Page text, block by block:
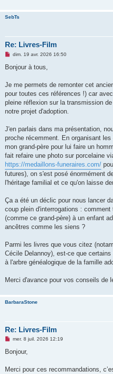
l
u
SebTs
Re: Livres-Film
M
s
g
n
o
l
dim. 19 avr. 2026 16:50
Bonjour à tous,
Je me permets de remonter cet
pour toutes ces références !) car
pleine réflexion sur la transmission
notre projet d'adoption.
J'en parlais dans ma présentation,
proche récemment. En organisant
mon grand-père pour lui faire un
fait refaire une photo sur porcelaine
https://medaillons-funeraires.com/
futures), on s'est posé énormément
l'héritage familial et ce qu'on laisse
Ça a été un déclic pour nous lancer
coup plein d'interrogations :
(comme ce grand-père) à un enfant
ancêtres comme les siens ?
Parmi les livres que vous citez
Cécile Delannoy), est-ce que
à l'arbre généalogique de la famille
Merci d'avance pour vos conseils de
BarbaraStone
Re: Livres-Film
M
s
g
mer. 8 juil. 2026 12:19
Bonjour,
Merci pour ces recommandations,